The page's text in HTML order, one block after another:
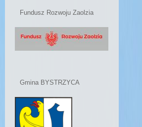
Fundusz Rozwoju Zaolzia
Gmina BYSTRZYCA